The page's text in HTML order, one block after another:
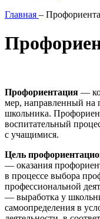
Главная –
Профориентация —
мер, направленный на
школьника.
воспитательный
с учащимися.
Цель
— оказания
в процессе выбора
профессиональной
— выработка у
самоопределения в